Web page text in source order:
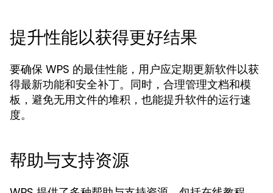
提升性能以获得更好结果
要确保 WPS 的最佳性能，用户应定期更新软件以获
得最新功能和安全补丁。同时，合理管理文档和模
板，避免无用文件的堆积，也能提升软件的运行速
度。
帮助与支持资源